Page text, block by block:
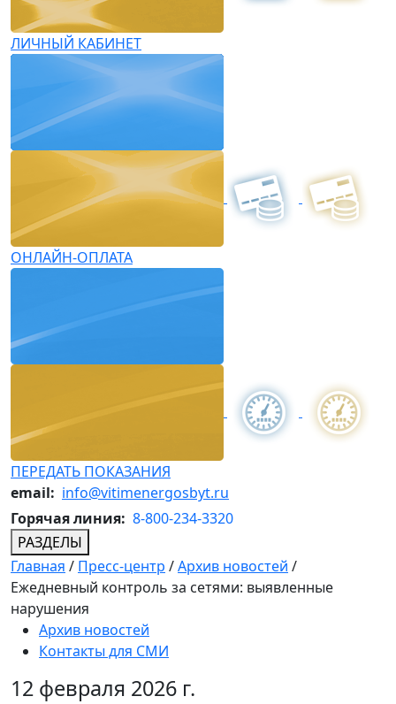
ЛИЧНЫЙ КАБИНЕТ
ОНЛАЙН-ОПЛАТА
ПЕРЕДАТЬ ПОКАЗАНИЯ
email: info@vitimenergosbyt.ru
Горячая линия: 8-800-234-3320
РАЗДЕЛЫ
Главная / Пресс-центр /Архив новостей /
Ежедневный контроль за сетями: выявленные
нарушения
Архив новостей
Контакты для СМИ
12 февраля 2026 г.